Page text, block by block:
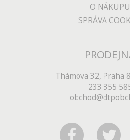
O NÁKUPU
SPRÁVA
Thámova 32, Praha 8
233 355